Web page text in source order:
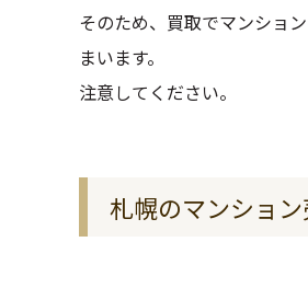
そのため、買取でマンショ
まいます。
注意してください。
札幌のマンショ